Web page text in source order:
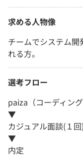
求める人物像
チームでシステム
れる方。
選考フロー
paiza（コーディング
▼
カジュアル面談(１
▼
内定